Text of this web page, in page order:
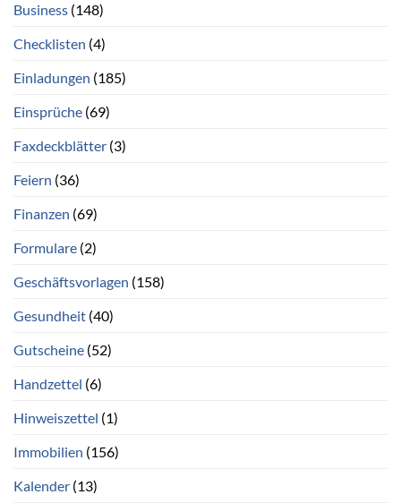
Business (148)
Checklisten (4)
Einladungen (185)
Einsprüche (69)
Faxdeckblätter (3)
Feiern (36)
Finanzen (69)
Formulare (2)
Geschäftsvorlagen (158)
Gesundheit (40)
Gutscheine (52)
Handzettel (6)
Hinweiszettel (1)
Immobilien (156)
Kalender (13)